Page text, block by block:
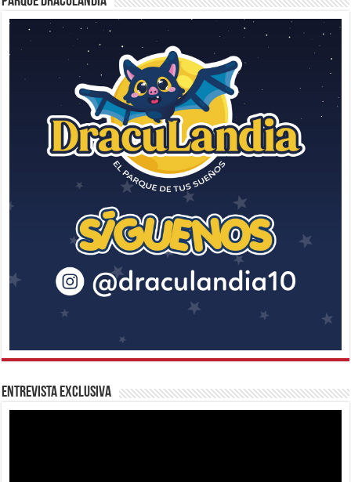
Entrevista Exclusiva